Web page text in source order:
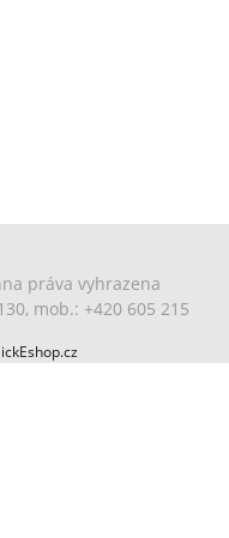
práva vyhrazena
mob.: +420 605 215